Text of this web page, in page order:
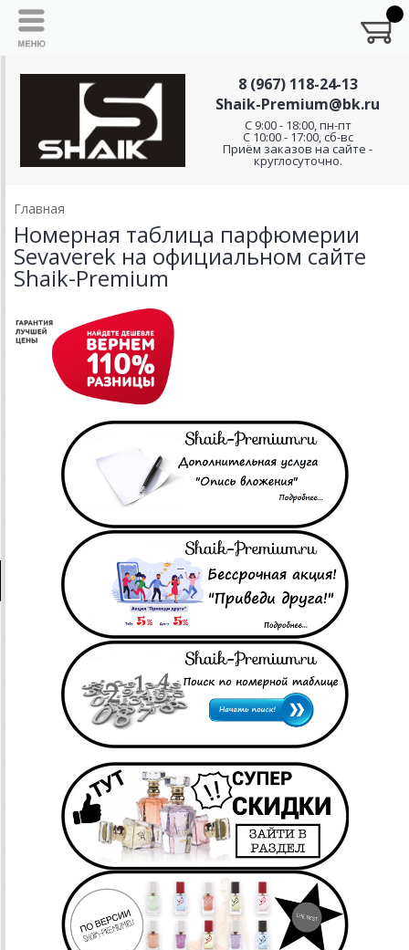
8 (967) 118-24-13
Shaik-Premium@bk.ru
C 9:00 - 18:00, пн-пт
С 10:00 - 17:00, сб-вс
Приём заказов на сайте -
круглосуточно.
Главная
Номерная таблица парфюмерии
Sevaverek на официальном сайте
Shaik-Premium